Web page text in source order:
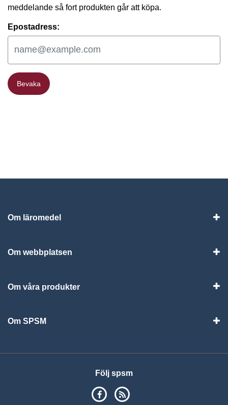
meddelande så fort produkten går att köpa.
Epostadress:
Bevaka
Bevaka
Om läromedel
Om webbplatsen
Om våra produkter
Om SPSM
Följ spsm
SPSM på Facebook